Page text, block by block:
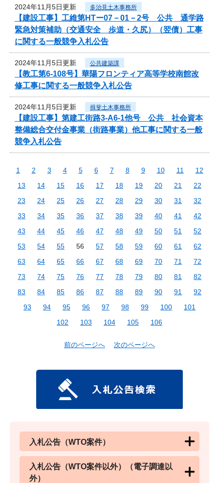
2024年11月5日更新 多治見土木事務所
【建設工事】工維第HTー07－01－2号 公共 通学路
緊急対策補助（交通安全 歩道・久尻）（翌債）工事
に関する一般競争入札公告
2024年11月5日更新 公共建築課
【教工第6-108号】華陽フロンティア高等学校南館改
修工事に関する一般競争入札公告
2024年11月5日更新 揖斐土木事務所
【建設工事】第建工街路3-A6-1他号 公共 社会資本
整備総合交付金事業（街路事業）他工事に関する一般
競争入札公告
1 2 3 4 5 6 7 8 9 10 11
12
13
14 15 16 17 18 19 20 21
22
23
24 25 26 27 28 29 30 31
32
33
34 35 36 37 38 39 40 41
42
43
44 45 46 47 48 49 50 51
52
53
54 55 56 57 58 59 60 61
62
63
64 65 66 67 68 69 70 71
72
73
74 75 76 77 78 79 80 81
82
83
84 85 86 87 88 89 90 91
92
93
94 95 96 97 98 99 100
101
102
103 104 105 106
前のページへ 次のページへ
入札公告（WTO案件）
入札公告（WTO案件以外）（電子調達以
外）